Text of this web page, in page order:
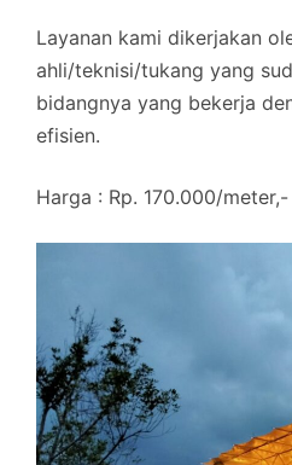
Layanan kami dikerjakan
ahli/teknisi/tukang yang
bidangnya yang bekerja
efisien.
Harga : Rp. 170.000/meter,-